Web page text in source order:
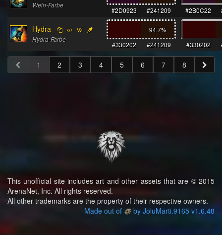
Wein-Farbe
#2D0923
#241209 #2B0C22
Hydra
Hydra-Farbe
94.7%
#330202
#241209 #330202
1 2 3 4 5 6 7 8
This unofficial site includes art and other assets that are © 2015
ArenaNet, Inc. All rights reserved.
All other trademarks are the property of their respective owners.
Made out of
by JoluMarti.9165 v1.6.48